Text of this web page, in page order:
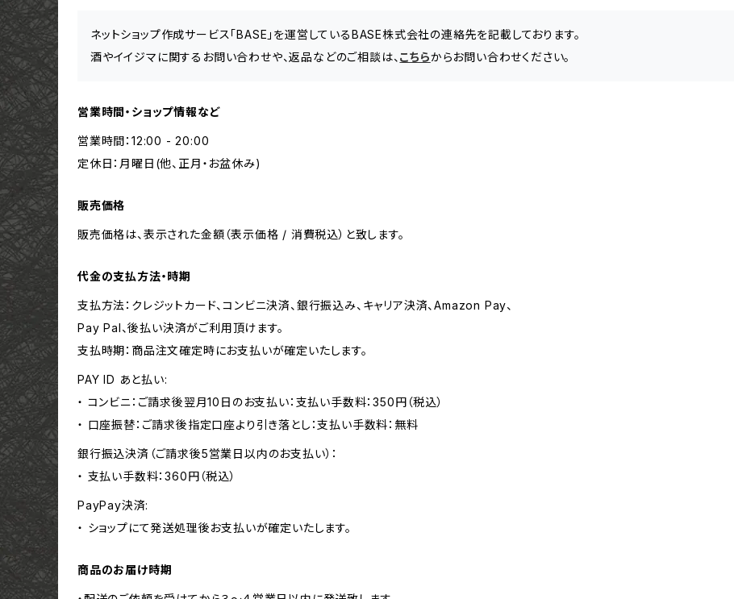
ネットショップ作成サービス「BASE」を運営しているBASE株式会社の連絡先を記載しております。
酒やイイジマに関するお問い合わせや、返品などのご相談は、 こちらからお問い合わせください。
営業時間・ショップ情報など
営業時間：12:00 - 20:00
定休日：月曜日(他、正月・お盆休み)
販売価格
販売価格は、表示された金額（表示価格 / 消費税込）と致します。
代金の支払方法・時期
支払方法：クレジットカード、コンビニ決済、銀行振込み、キャリア決済、Amazon Pay、
Pay Pal、後払い決済がご利用頂けます。
支払時期：商品注文確定時にお支払いが確定いたします。
PAY ID あと払い:
・ コンビニ：ご請求後翌月10日のお支払い：支払い手数料：350円（税込）
・ 口座振替：ご請求後指定口座より引き落とし：支払い手数料：無料
銀行振込決済（ご請求後5営業日以内のお支払い）：
・ 支払い手数料：360円（税込）
PayPay決済:
・ ショップにて発送処理後お支払いが確定いたします。
商品のお届け時期